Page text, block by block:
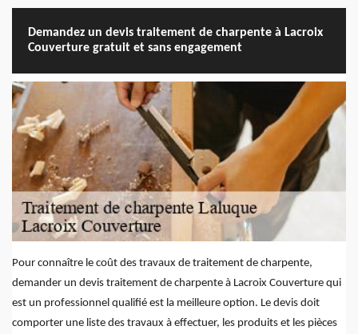
Demandez un devis traitement de charpente à Lacroix
Couverture gratuit et sans engagement
Pour connaître le coût des travaux de traitement de charpente,
demander un devis traitement de charpente à Lacroix Couverture qui
est un professionnel qualifié est la meilleure option. Le devis doit
comporter une liste des travaux à effectuer, les produits et les pièces